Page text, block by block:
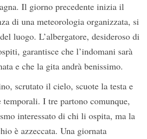
Il giorno precedente inizia il
di una meteorologia organizzata, si
luogo. L’albergatore, desideroso di
garantisce che l’indomani sarà
e che la gita andrà benissimo.
scrutato il cielo, scuote la testa e
temporali. I tre partono comunque,
interessato di chi li ospita, ma la
è azzeccata. Una giornata